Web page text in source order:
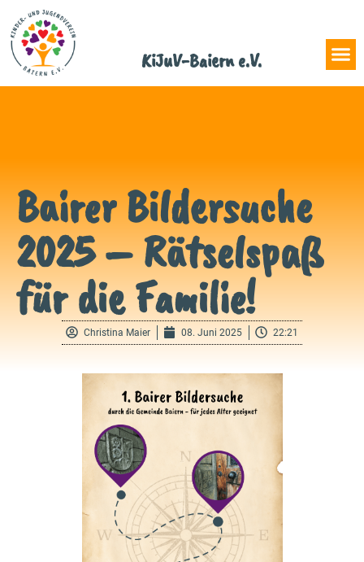
KiJuV-Baiern e.V.
Bairer Bildersuche
2025 – Rätselspaß
für die Familie!
Christina Maier 08. Juni 2025 22:21